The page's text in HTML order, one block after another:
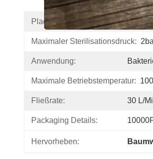
Place Of Origin: China
Maximaler Sterilisationsdruck:
Anwendung:
Maximale Betriebstemperatur:
Fließrate: 30 L/
Packaging Details:
Hervorheben: